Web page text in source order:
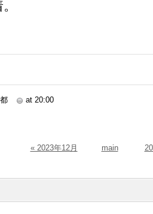
at 20:00
« 2023年12月 main